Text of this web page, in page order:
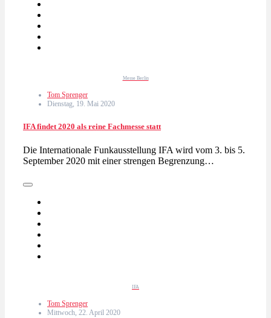
Messe Berlin
Tom Sprenger
Dienstag, 19. Mai 2020
IFA findet 2020 als reine Fachmesse statt
Die Internationale Funkausstellung IFA wird vom 3. bis 5.
September 2020 mit einer strengen Begrenzung…
IFA
Tom Sprenger
Mittwoch, 22. April 2020